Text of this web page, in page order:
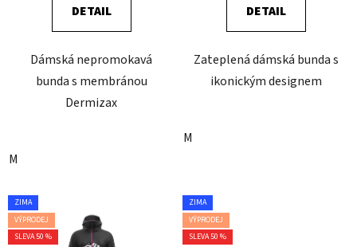
DETAIL
Dámská nepromokavá
bunda s membránou
Dermizax
M
DETAIL
Zateplená dámská bunda s
ikonickým designem
M
ZIMA
VÝPRODEJ
SLEVA 50 %
ZIMA
VÝPRODEJ
SLEVA 50 %